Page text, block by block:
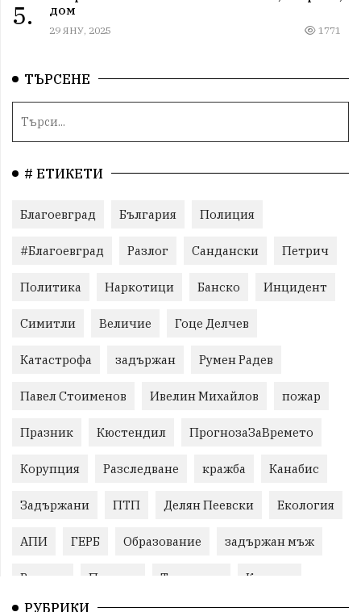
5.
дом
29 ЯНУ, 2025 1771
ТЪРСЕНЕ
# ЕТИКЕТИ
Благоевград България Полиция
#Благоевград Разлог Сандански Петрич
Политика Наркотици Банско Инцидент
Симитли Величие Гоце Делчев
Катастрофа задържан Румен Радев
Павел Стоименов Ивелин Михайлов пожар
Празник Кюстендил ПрогнозаЗаВремето
Корупция Разследване кражба Канабис
Задържани ПТП Делян Пеевски Екология
АПИ ГЕРБ Образование задържан мъж
Ремонт Пожари Традиции Култура
РУБРИКИ